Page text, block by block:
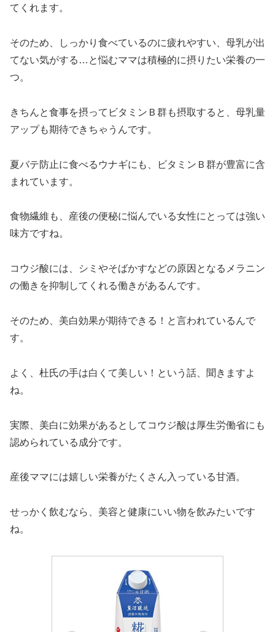
てくれます。
そのため、しっかり食べているのに疲れやすい、母乳が出
てない気がする…と悩むママは積極的に摂りたい栄養の一
つ。
きちんと食事を摂ってビタミンＢ群も摂取すると、母乳量
アップも期待できちゃうんです。
夏バテ防止に食べるウナギにも、ビタミンＢ群が豊富に含
まれています。
食物繊維も、産後の便秘に悩んでいる女性にとっては強い
味方ですね。
コウジ酸には、シミやそばかすなどの原因となるメラニン
の働きを抑制してくれる働きがあるんです。
そのため、美白効果が期待できる！と言われているんで
す。
よく、杜氏の手は白くて美しい！という話、聞きますよ
ね。
実際、美白に効果があるとしてコウジ酸は厚生労働省にも
認められている成分です。
産後ママには嬉しい栄養がたくさん入っている甘酒。
せっかく飲むなら、美容と健康にいい物を飲みたいです
ね。